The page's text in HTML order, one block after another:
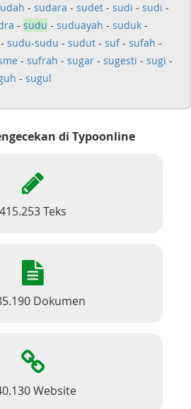
- sudara - sudet - sudi - sudi -
- sudu - suduayah - suduk -
- sudu-sudu - sudut - suf- sufah -
- sufrah - sugar - sugesti - sugi -
- sugul
di Typoonline
415.253 Teks
Dokumen
Website